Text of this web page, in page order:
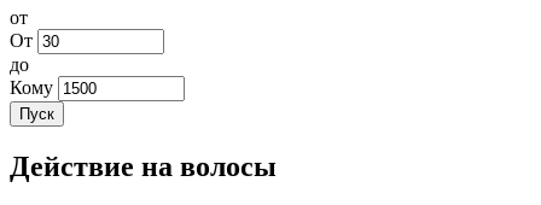
от
От
до
Кому
Пуск
Действие на волосы